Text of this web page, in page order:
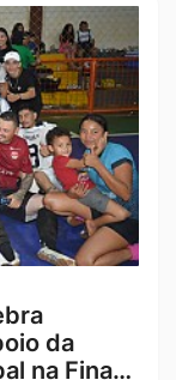
da
na Fina…